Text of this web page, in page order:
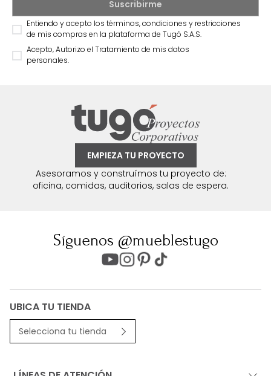
Entiendo y acepto los términos, condiciones y restricciones
de mis compras en la plataforma de Tugó S.A.S.
Acepto, Autorizo el Tratamiento de mis datos
personales.
EMPIEZA TU PROYECTO
Asesoramos y construímos tu proyecto de:
oficina, comidas, auditorios, salas de espera.
Síguenos @mueblestugo
UBICA TU TIENDA
Selecciona tu tienda